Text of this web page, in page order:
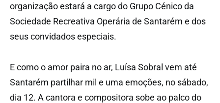
organização estará a cargo do Grupo Cénico da
Sociedade Recreativa Operária de Santarém e dos
seus convidados especiais.
E como o amor paira no ar, Luísa Sobral vem até
Santarém partilhar mil e uma emoções, no sábado,
dia 12. A cantora e compositora sobe ao palco do